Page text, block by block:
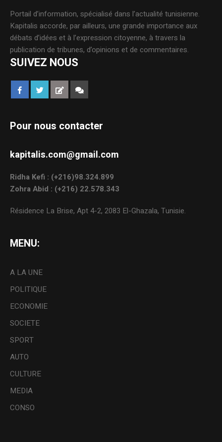
Portail d’information, spécialisé dans l’actualité tunisienne.
Kapitalis accorde, par ailleurs, une grande importance aux
débats d’idées et à l’expression citoyenne, à travers la
publication de tribunes, d’opinions et de commentaires.
SUIVEZ NOUS
Pour nous contacter
kapitalis.com@gmail.com
Ridha Kefi : (+216)98.324.899
Zohra Abid : (+216) 22.578.343
Résidence La Brise, Apt 4-2, 2083 El-Ghazala, Tunisie.
MENU:
A LA UNE
POLITIQUE
ECONOMIE
SOCIETE
SPORT
AUTO
CULTURE
MEDIA
CONSO